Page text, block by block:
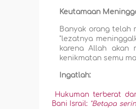
Keutamaan
Banyak orang telah
"lezatnya
karena Allah akan
kenikmatan semu
Ingatlah:
Hukuman terberat
Bani Israil: "Betapa